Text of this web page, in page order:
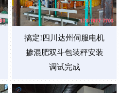
搞定!四川达州伺服电机
掺混肥双斗包装秤安装
调试完成